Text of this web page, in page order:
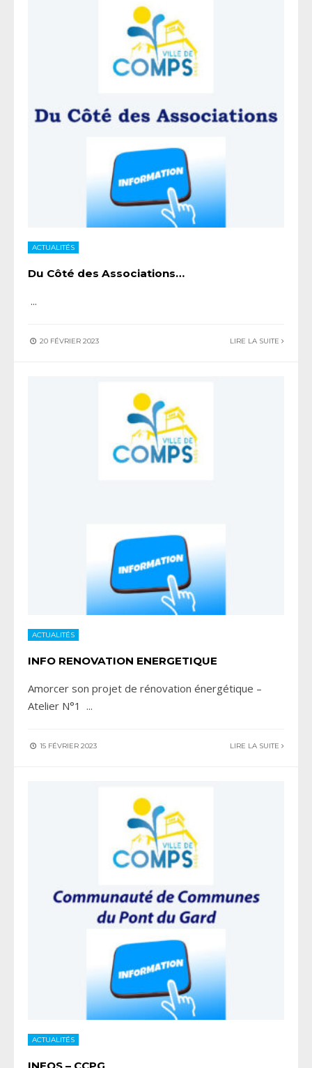
ACTUALITÉS
Du Côté des Associations…
...
20 FÉVRIER 2023 LIRE LA SUITE
ACTUALITÉS
INFO RENOVATION ENERGETIQUE
Amorcer son projet de rénovation énergétique –
Atelier N°1 ...
15 FÉVRIER 2023 LIRE LA SUITE
ACTUALITÉS
INFOS – CCPG